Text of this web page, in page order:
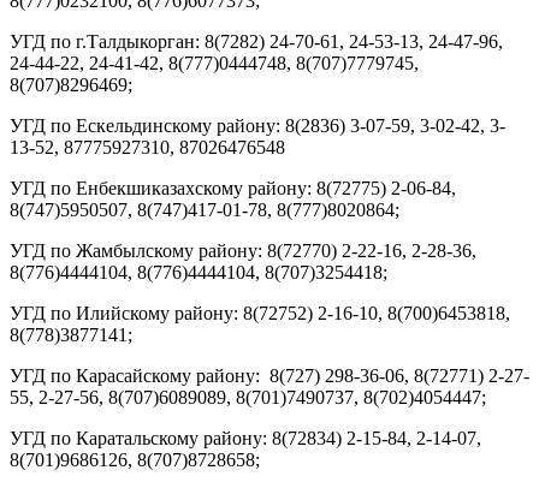
УГД по г.Талдыкорган: 8(7282) 24-70-61, 24-53-13, 24-47-96,
24-44-22, 24-41-42, 8(777)0444748, 8(707)7779745,
8(707)8296469;
УГД по Ескельдинскому району: 8(2836) 3-07-59, 3-02-42, 3-
13-52, 87775927310, 87026476548
УГД по Енбекшиказахскому району: 8(72775) 2-06-84,
8(747)5950507, 8(747)417-01-78, 8(777)8020864;
УГД по Жамбылскому району: 8(72770) 2-22-16, 2-28-36,
8(776)4444104, 8(776)4444104, 8(707)3254418;
УГД по Илийскому району: 8(72752) 2-16-10, 8(700)6453818,
8(778)3877141;
УГД по Карасайскому району: 8(727) 298-36-06, 8(72771) 2-27-
55, 2-27-56, 8(707)6089089, 8(701)7490737, 8(702)4054447;
УГД по Каратальскому району: 8(72834) 2-15-84, 2-14-07,
8(701)9686126, 8(707)8728658;